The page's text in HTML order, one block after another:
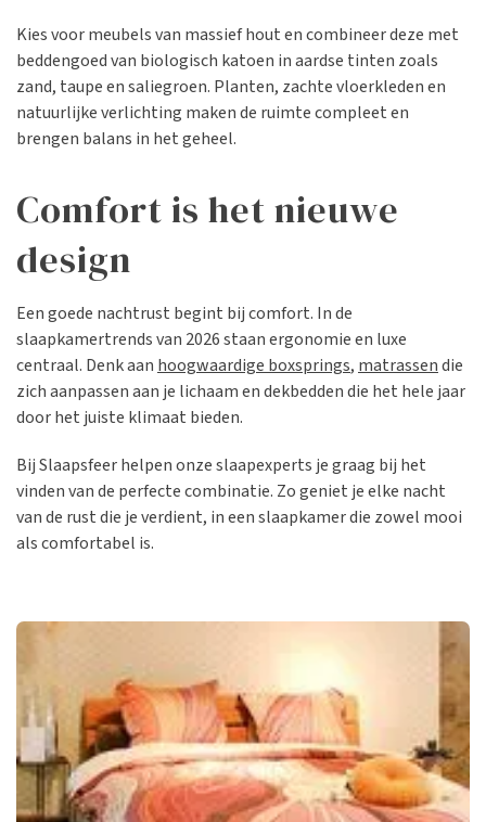
Kies voor meubels van massief hout en combineer deze met
beddengoed van biologisch katoen in aardse tinten zoals
zand, taupe en saliegroen. Planten, zachte vloerkleden en
natuurlijke verlichting maken de ruimte compleet en
brengen balans in het geheel.
Comfort is het nieuwe
design
Een goede nachtrust begint bij comfort. In de
slaapkamertrends van 2026 staan ergonomie en luxe
centraal. Denk aan hoogwaardige boxsprings, matrassendie
zich aanpassen aan je lichaam en dekbedden die het hele jaar
door het juiste klimaat bieden.
Bij Slaapsfeer helpen onze slaapexperts je graag bij het
vinden van de perfecte combinatie. Zo geniet je elke nacht
van de rust die je verdient, in een slaapkamer die zowel mooi
als comfortabel is.